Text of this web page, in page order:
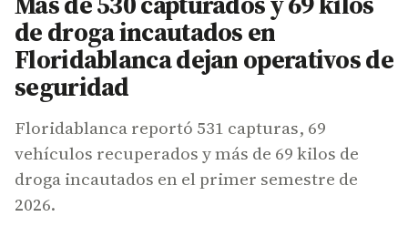
de droga incautados en
Floridablanca dejan operativos de
seguridad
Floridablanca reportó 531 capturas, 69
vehículos recuperados y más de 69 kilos de
droga incautados en el primer semestre de
2026.